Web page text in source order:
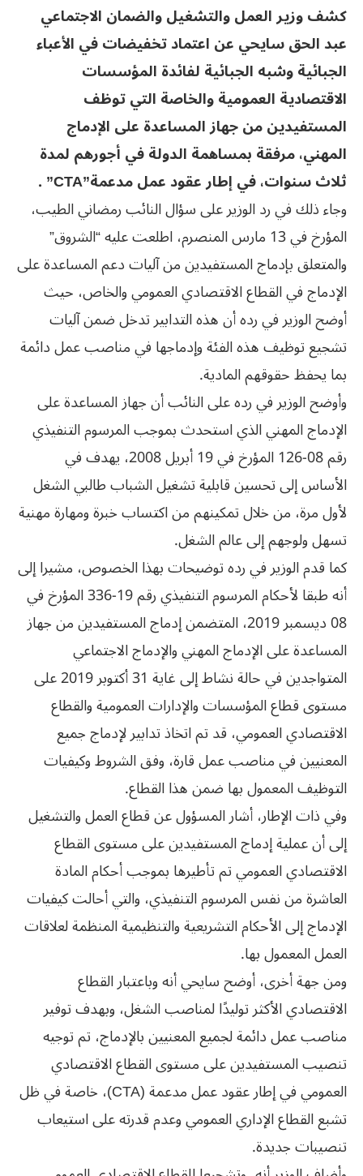
كشف وزير العمل والتشغيل والضمان الاجتماعي
عبد الحق سايحي عن اعتماد تخفيضات في الأعباء
الجبائية وشبه الجبائية لفائدة المؤسسات
الاقتصادية العمومية والخاصة التي توظف
المستفيدين من جهاز المساعدة على الإدماج
المهني، مرفقة بمساهمة الدولة في أجورهم لمدة
ثلاث سنوات، في إطار عقود عمل مدعمة”CTA” .
وجاء ذلك في رد الوزير على سؤال النائب رمضاني الطيب،
المؤرخ في 13 مارس المنصرم، اطلعت عليه “الشروق”
والمتعلق بإدماج المستفيدين من آليات دعم المساعدة على
الإدماج في القطاع الاقتصادي العمومي والخاص، حيث
أوضح الوزير في رده أن هذه التدابير تدخل ضمن آليات
تشجيع توظيف هذه الفئة وإدماجها في مناصب عمل دائمة
بما يحفظ حقوقهم المادية.
وأوضح الوزير في رده على النائب أن جهاز المساعدة على
الإدماج المهني الذي استحدث بموجب المرسوم التنفيذي
رقم 08-126 المؤرخ في 19 أبريل 2008، يهدف في
الأساس إلى تحسين قابلية تشغيل الشباب طالبي الشغل
لأول مرة، من خلال تمكينهم من اكتساب خبرة ومهارة مهنية
تسهل ولوجهم إلى عالم الشغل.
كما قدم الوزير في رده توضيحات بهذا الخصوص، مشيرا إلى
أنه طبقا لأحكام المرسوم التنفيذي رقم 19-336 المؤرخ في
08 ديسمبر 2019، المتضمن إدماج المستفيدين من جهاز
المساعدة على الإدماج المهني والإدماج الاجتماعي
المتواجدين في حالة نشاط إلى غاية 31 أكتوبر 2019 على
مستوى قطاع المؤسسات والإدارات العمومية والقطاع
الاقتصادي العمومي، قد تم اتخاذ تدابير لإدماج جميع
المعنيين في مناصب عمل قارة، وفق الشروط وكيفيات
التوظيف المعمول بها ضمن هذا القطاع.
وفي ذات الإطار، أشار المسؤول عن قطاع العمل والتشغيل
إلى أن عملية إدماج المستفيدين على مستوى القطاع
الاقتصادي العمومي تم تأطيرها بموجب أحكام المادة
العاشرة من نفس المرسوم التنفيذي، والتي أحالت كيفيات
الإدماج إلى الأحكام التشريعية والتنظيمية المنظمة لعلاقات
العمل المعمول بها.
ومن جهة أخرى، أوضح سايحي أنه وباعتبار القطاع
الاقتصادي الأكثر توليدًا لمناصب الشغل، وبهدف توفير
مناصب عمل دائمة لجميع المعنيين بالإدماج، تم توجيه
تنصيب المستفيدين على مستوى القطاع الاقتصادي
العمومي في إطار عقود عمل مدعمة (CTA)، خاصة في ظل
تشبع القطاع الإداري العمومي وعدم قدرته على استيعاب
تنصيبات جديدة.